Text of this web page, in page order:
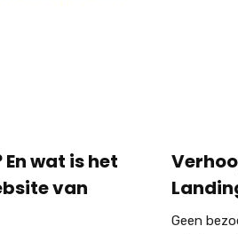
wat is het
van
Geen